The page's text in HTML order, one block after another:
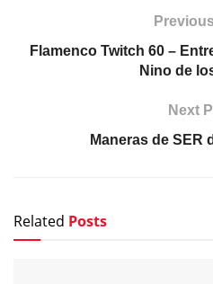
Flamenco Twitch 60 –
Nino de
Next
Maneras de SER
Related Posts